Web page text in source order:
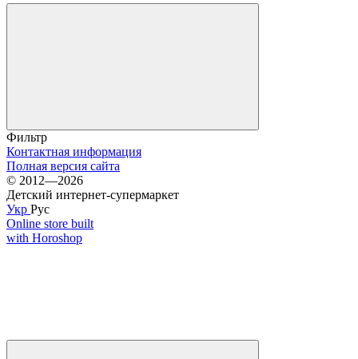
Фильтр
Контактная информация
Полная версия сайта
© 2012—2026
Детский интернет-супермаркет
Укр Рус
Online store built
with Horoshop